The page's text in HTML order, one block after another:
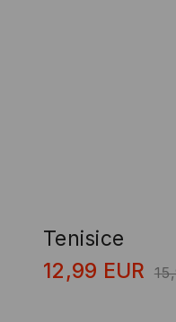
Tenisice
12,99 EUR